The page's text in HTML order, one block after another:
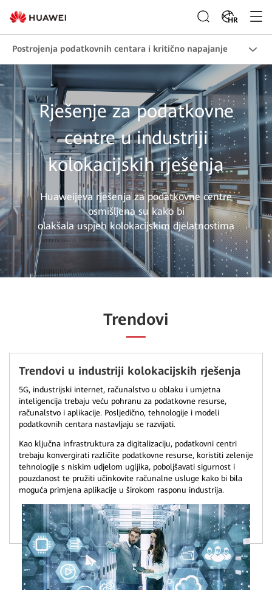
HR
Postrojenja podatkovnih centara i kritično napajanje
Rješenje za podatkovne
centre u industriji
kolokacijskih rješenja
Huaweijeva rješenja za podatkovne centre
osmišljena su kako bi
olakšala uspjeh kolokacijskim djelatnostima
Trendovi
Trendovi u industriji kolokacijskih rješenja
5G, industrijski internet, računalstvo u oblaku i umjetna
inteligencija trebaju veću pohranu za podatkovne resurse,
računalstvo i aplikacije. Posljedično, tehnologije i modeli
podatkovnih centara nastavljaju se razvijati.
Kao ključna infrastruktura za digitalizaciju, podatkovni centri
trebaju konvergirati različite podatkovne resurse, koristiti zelenije
tehnologije s niskim udjelom ugljika, poboljšavati sigurnost i
pouzdanost te pružiti učinkovite računalne usluge kako bi bila
moguća primjena aplikacije u širokom rasponu industrija.